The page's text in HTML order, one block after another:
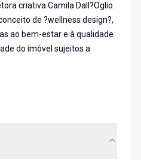
criativa Camila Dall?Oglio.
de ?wellness design?,
ao bem-estar e à qualidade
do imóvel sujeitos a